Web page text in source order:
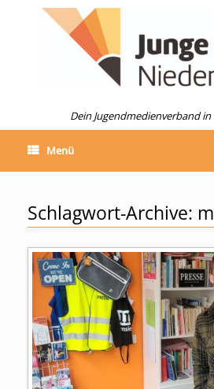
Dein Jugendmedienverband
Menü
Schlagwort-Archive: